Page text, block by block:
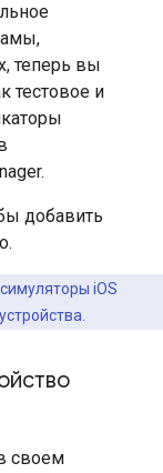
теперь вы
тестовое и
добавить
iOS
своем